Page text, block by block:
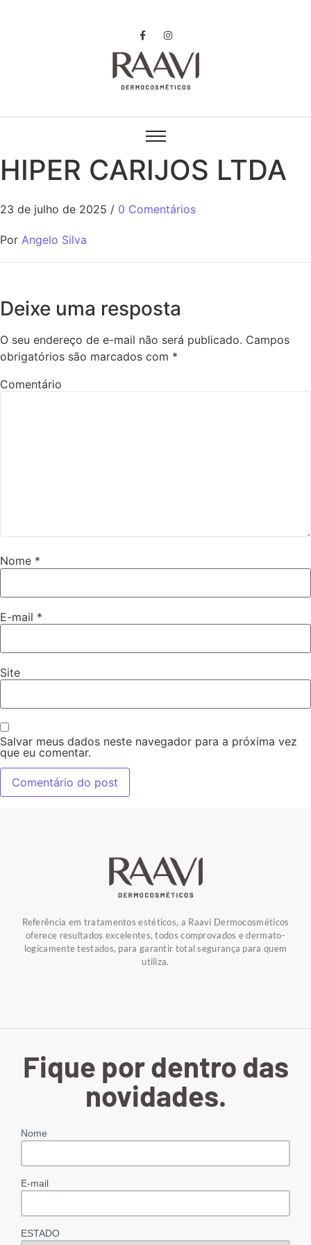
HIPER CARIJOS LTDA
23 de julho de 2025 / 0 Comentários
Por Angelo Silva
Deixe uma resposta
O seu endereço de e-mail não será publicado. Campos
obrigatórios são marcados com *
Comentário
Nome *
E-mail *
Site
Salvar meus dados neste navegador para a próxima vez
que eu comentar.
Referência em tratamentos estéticos, a Raavi Dermocosméticos
oferece resultados excelentes, todos comprovados e dermato-
logicamente testados, para garantir total segurança para quem
utiliza.
Fique por dentro das
novidades.
Nome
E-mail
ESTADO